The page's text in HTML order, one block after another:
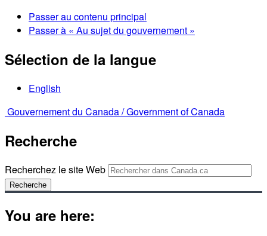
Passer au contenu principal
Passer à « Au sujet du gouvernement »
Sélection de la langue
English
Gouvernement du Canada /Government of Canada
Recherche
Recherchez le site Web
Recherche
You are here: